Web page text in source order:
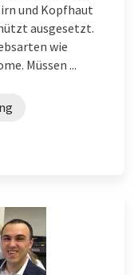
und Kopfhaut
ausgesetzt.
wie
Müssen ...